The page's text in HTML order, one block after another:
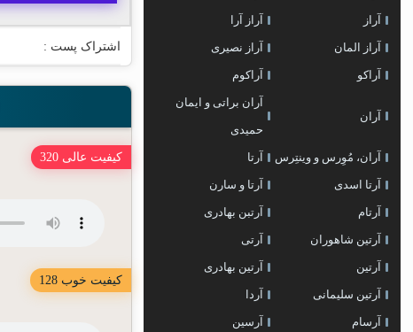
اشتراک پست :
کیفیت عالی 320
کیفیت خوب 128
آراز آراز آرا
آراز المان آراز نصیری
آراکو آراکوم
آران
آران براتی و ایمان
حمیدی
آران، مُوِرس و وینتِرس آرتا
آرتا اسدی آرتا و سارن
آرتام آرتبن بهادری
آرتين شاهوران آرتی
آرتین آرتین بهادری
آرتین سلیمانی آردا
آرسام آرسین